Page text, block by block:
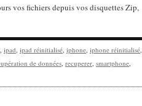
vos fichiers depuis vos disquettes Zip,
, ipad, ipad réinitialisé, iphone, iphone réinitialisé,
de données, recuperer, smartphone,